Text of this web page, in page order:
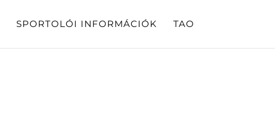
SPORTOLÓI INFORMÁCIÓK TAO